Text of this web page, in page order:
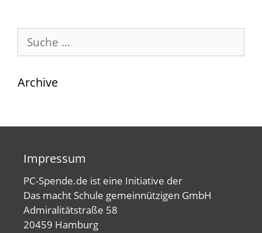
Suche
nach:
Archive
Impressum
PC-Spende.de ist eine Initiative der
Das macht Schule gemeinnützigen GmbH
Admiralitätstraße 58
20459 Hamburg